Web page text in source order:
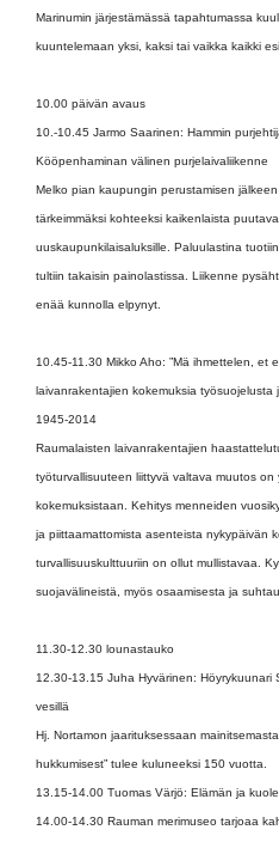
Marinumin järjestämässä tapahtumassa
kuuntelemaan yksi, kaksi tai vaikka kaikki
10.00 päivän avaus
10.-10.45 Jarmo Saarinen: Hammin
Kööpenhaminan välinen purjelaivaliikenne
Melko pian kaupungin perustamisen
tärkeimmäksi kohteeksi kaikenlaista
uuskaupunkilaisaluksille. Paluulastina
tultiin takaisin painolastissa. Liikenne
enää kunnolla elpynyt.
10.45-11.30 Mikko Aho: ”Mä ihmettelen, et
laivanrakentajien kokemuksia työsuojelusta
1945-2014
Raumalaisten laivanrakentajien
työturvallisuuteen liittyvä valtava muutos on
kokemuksistaan. Kehitys menneiden
ja piittaamattomista asenteista nykypäivän
turvallisuuskulttuuriin on ollut mullistavaa.
suojavälineistä, myös osaamisesta ja
11.30-12.30 lounastauko
12.30-13.15 Juha Hyvärinen: Höyrykuunari
vesillä
Hj. Nortamon jaarituksessaan
hukkumisest” tulee kuluneeksi 150 vuotta.
13.15-14.00 Tuomas Värjö: Elämän ja
14.00-14.30 Rauman merimuseo tarjoaa